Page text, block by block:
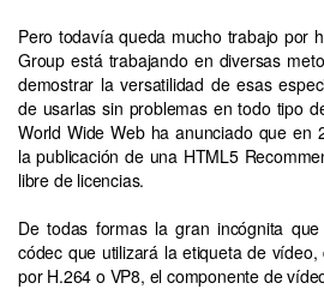
Pero todavía queda mucho trabajo por
Group está trabajando en diversas
demostrar la versatilidad de esas
de usarlas sin problemas en todo tipo
World Wide Web ha anunciado que en
la publicación de una HTML5
libre de licencias.
De todas formas la gran incógnita
códec que utilizará la etiqueta de
por H.264 o VP8, el componente de